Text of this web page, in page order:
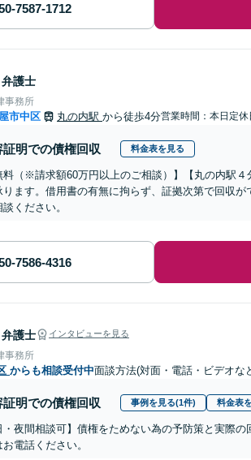
弁護士
事務所
市中区 丸の内駅 から徒歩4分営業時間：本日定休
証明での債権回収 料金表を見る
料（※請求額60万円以上のご相談）】【丸の内駅
ります。借用書の有無に拘らず、証拠次第で回収
ください。
弁護士 インタビューを見る
事務所
からも相談受付中面談方法(対面・電話・ビデオな
証明での債権回収 事例を見る(1件) 料金表
・夜間相談可】債権をためない為の予防策と実際
電話ください。